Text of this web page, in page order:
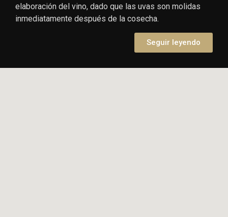
elaboración del vino, dado que las uvas son molidas
inmediatamente después de la cosecha.
Seguir leyendo